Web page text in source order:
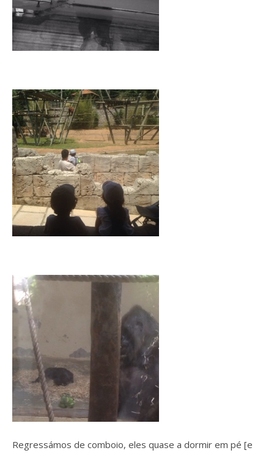
Regressámos de comboio, eles quase a dormir em pé [e